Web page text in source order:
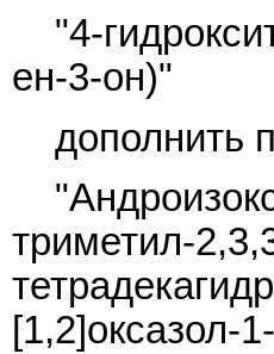
"4-
ен-3-он)"
дополнить
триметил-
[1,2]оксазол-